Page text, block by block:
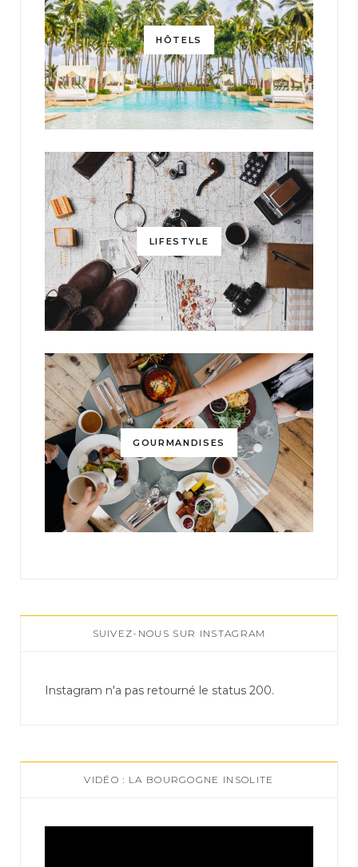
HÔTELS
LIFESTYLE
GOURMANDISES
SUIVEZ-NOUS SUR INSTAGRAM
Instagram n'a pas retourné le status 200.
VIDÉO : LA BOURGOGNE INSOLITE